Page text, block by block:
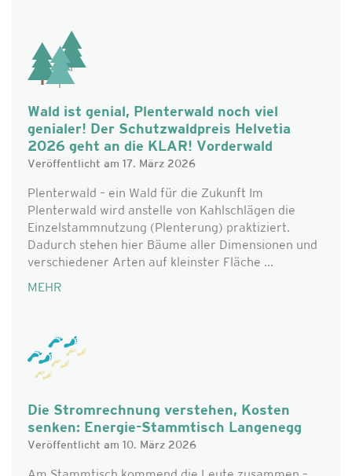
Wald ist genial, Plenterwald noch viel
genialer! Der Schutzwaldpreis Helvetia
2026 geht an die KLAR! Vorderwald
Veröffentlicht am 17. März 2026
Plenterwald – ein Wald für die Zukunft Im
Plenterwald wird anstelle von Kahlschlägen die
Einzelstammnutzung (Plenterung) praktiziert.
Dadurch stehen hier Bäume aller Dimensionen und
verschiedener Arten auf kleinster Fläche ...
MEHR
Die Stromrechnung verstehen, Kosten
senken: Energie-Stammtisch Langenegg
Veröffentlicht am 10. März 2026